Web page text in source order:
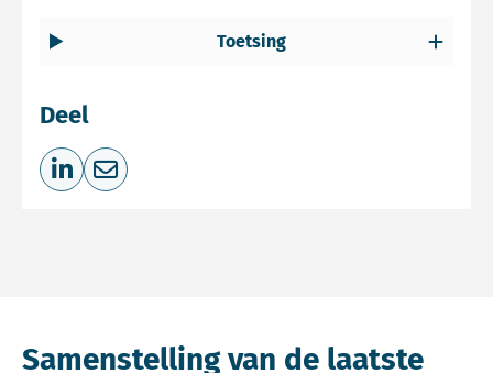
Toetsing
Deel
Deel op LinkedIn
Deel via e-mail
Samenstelling van de laatste